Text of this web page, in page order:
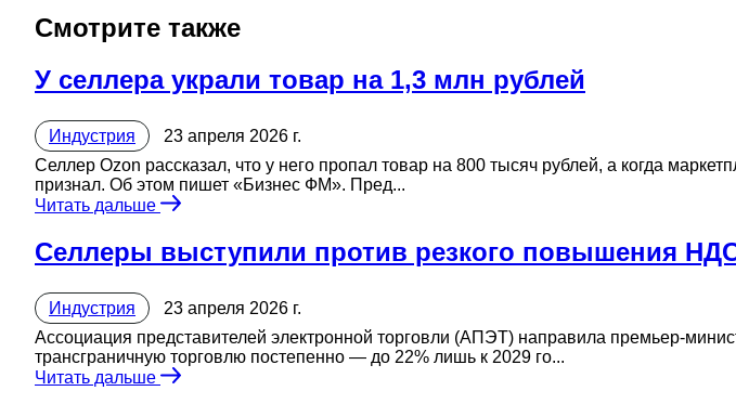
Смотрите также
У селлера украли товар на 1,3 млн рублей
Индустрия
23 апреля 2026 г.
Селлер Ozon рассказал, что у него пропал товар на 800 тысяч рублей, а когда
признал. Об этом пишет «Бизнес ФМ». Пред...
Читать дальше
Селлеры выступили против резкого повышения
Индустрия
23 апреля 2026 г.
Ассоциация представителей электронной торговли (АПЭТ) направила премьер-
трансграничную торговлю постепенно — до 22% лишь к 2029 го...
Читать дальше